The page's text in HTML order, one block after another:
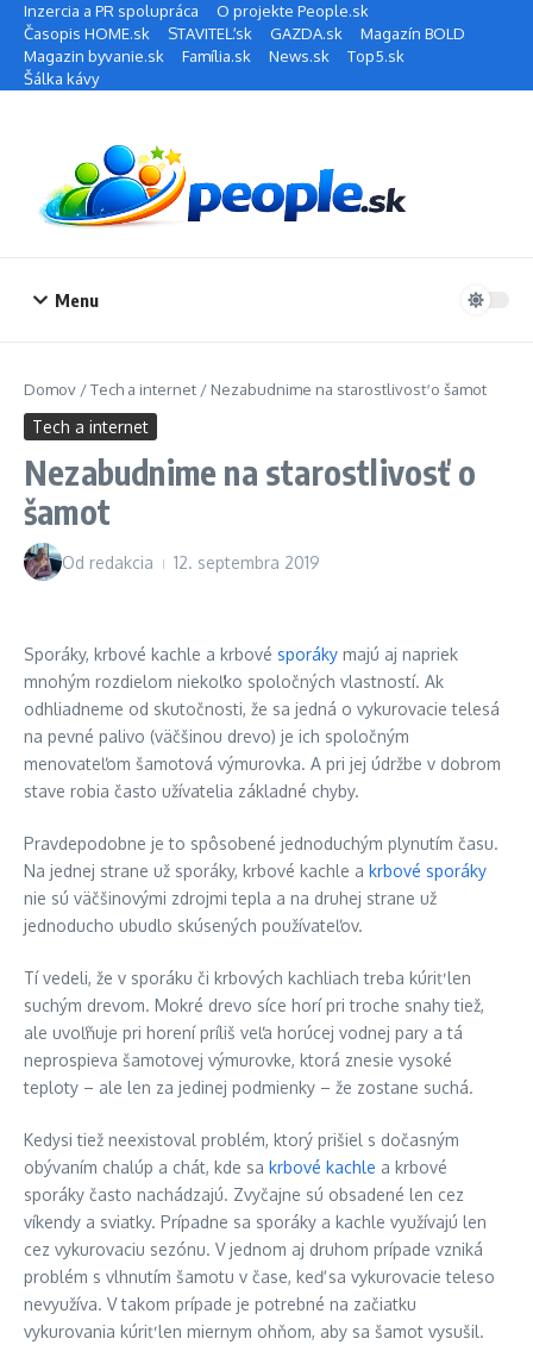
Preskočiť na obsah
Inzercia a PR spolupráca
O projekte People.sk
Časopis HOME.sk
STAVITEĽ.sk GAZDA.sk
Magazín BOLD
Magazin byvanie.sk
Família.sk News.sk
Top5.sk
Šálka kávy
Menu
Domov /Tech a internet / Nezabudnime na starostlivosť o šamot
Tech a internet
Nezabudnime na starostlivosť o
šamot
Od redakcia 12. septembra 2019
Sporáky, krbové kachle a krbové sporáky majú aj napriek
mnohým rozdielom niekoľko spoločných vlastností. Ak
odhliadneme od skutočnosti, že sa jedná o vykurovacie telesá
na pevné palivo (väčšinou drevo) je ich spoločným
menovateľom šamotová výmurovka. A pri jej údržbe v dobrom
stave robia často užívatelia základné chyby.
Pravdepodobne je to spôsobené jednoduchým plynutím času.
Na jednej strane už sporáky, krbové kachle a krbové sporáky
nie sú väčšinovými zdrojmi tepla a na druhej strane už
jednoducho ubudlo skúsených používateľov.
Tí vedeli, že v sporáku či krbových kachliach treba kúriť len
suchým drevom. Mokré drevo síce horí pri troche snahy tiež,
ale uvoľňuje pri horení príliš veľa horúcej vodnej pary a tá
neprospieva šamotovej výmurovke, ktorá znesie vysoké
teploty – ale len za jedinej podmienky – že zostane suchá.
Kedysi tiež neexistoval problém, ktorý prišiel s dočasným
obývaním chalúp a chát, kde sa krbové kachle a krbové
sporáky často nachádzajú. Zvyčajne sú obsadené len cez
víkendy a sviatky. Prípadne sa sporáky a kachle využívajú len
cez vykurovaciu sezónu. V jednom aj druhom prípade vzniká
problém s vlhnutím šamotu v čase, keď sa vykurovacie teleso
nevyužíva. V takom prípade je potrebné na začiatku
vykurovania kúriť len miernym ohňom, aby sa šamot vysušil.